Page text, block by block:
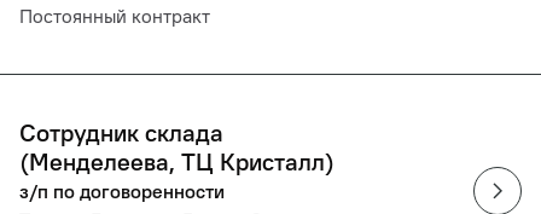
Постоянный контракт
Сотрудник склада
(Менделеева, ТЦ Кристалл)
з/п по договоренности